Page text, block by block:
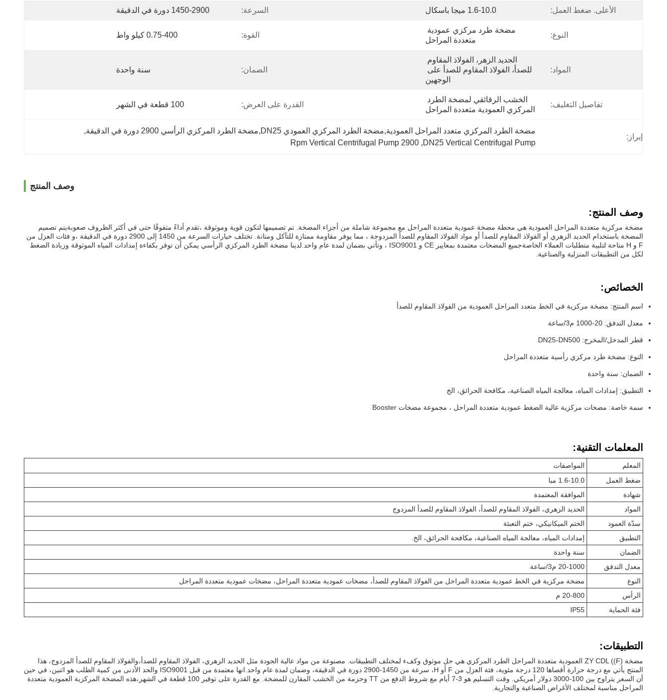
الأعلى. ضغط العمل: 1.6-10.0 ميجا باسكال السرعة: 1450-2900 دورة في الدقيقة
النوع:
متعددة المراحل
القوة: 0.75-400 كيلو واط
المواد:
الوجهين
الضمان: سنة واحدة
تفاصيل التغليف:
المركزي العمودية متعددة المراحل
القدرة على العرض: 100 قطعة في الشهر
إبراز:
مضخة الطرد المركزي متعدد المراحل العمودية,مضخة الطرد المركزي العمودي DN25,مضخة الطرد المركزي الرأسي 2900 دورة في الدقيقة
,
DN25 Vertical Centrifugal Pump
,
2900 Rpm Vertical Centrifugal Pump
وصف المنتج
وصف المنتج:
مضخة مركزية متعددة المراحل العمودية هي محطة مضخة عمودية متعددة المراحل مع مجموعة شاملة من أجزاء المضخة. تم تصميمها لتكون قوية وموثوقة ،تقدم أداءً متفوقًا حتى في أكثر الظروف صعوبةيتم تصميم
المضخة باستخدام الحديد الزهري أو الفولاذ المقاوم للصدأ أو مواد الفولاذ المقاوم للصدأ المزدوجة ، مما يوفر مقاومة ممتازة للتآكل ومتانة. تختلف خيارات السرعة من 1450 إلى 2900 دورة في الدقيقة ،و فئات العزل من
F و H متاحة لتلبية متطلبات العملاء الخاصةجميع المضخات معتمدة بمعايير CE و ISO9001 ، وتأتي بضمان لمدة عام واحد.لدينا مضخة الطرد المركزي الرأسي يمكن أن توفر بكفاءة إمدادات المياه الموثوقة وزيادة الضغط
لكل من التطبيقات المنزلية والصناعية.
الخصائص:
اسم المنتج: مضخة مركزية في الخط متعدد المراحل العمودية من الفولاذ المقاوم للصدأ
معدل التدفق: 20-1000 م3/ساعة
قطر المدخل/المخرج: DN25-DN500
النوع: مضخة طرد مركزي رأسية متعددة المراحل
الضمان: سنة واحدة
التطبيق: إمدادات المياه، معالجة المياه الصناعية، مكافحة الحرائق، الخ
سمة خاصة: مضخات مركزية عالية الضغط عمودية متعددة المراحل ، مجموعة مضخات Booster
المعلمات التقنية:
المعلم
المواصفات
ضغط العمل
1.6-10.0 مبا
شهادة
الموافقة المعتمدة
المواد
الحديد الزهري، الفولاذ المقاوم للصدأ، الفولاذ المقاوم للصدأ المزدوج
سدّة العمود
الختم الميكانيكي، ختم التعبئة
التطبيق
إمدادات المياه، معالجة المياه الصناعية، مكافحة الحرائق، الخ.
الضمان
سنة واحدة
معدل التدفق
20-1000 م3/ساعة
النوع
مضخة مركزية في الخط عمودية متعددة المراحل من الفولاذ المقاوم للصدأ، مضخات عمودية متعددة المراحل، مضخات عمودية متعددة المراحل
الرأس
20-800 م
فئة الحماية
IP55
التطبيقات:
مضخة ZY CDL ((F) العمودية متعددة المراحل الطرد المركزي هي حل موثوق وكفء لمختلف التطبيقات. مصنوعة من مواد عالية الجودة مثل الحديد الزهري، الفولاذ المقاوم للصدأ،والفولاذ المقاوم للصدأ المزدوج، هذا
المنتج يأتي مع درجة حرارة أقصاها 120 درجة مئوية، فئة العزل من F أو H، سرعة من 1450-2900 دورة في الدقيقة، وضمان لمدة عام واحد.انها معتمدة من قبل ISO9001 والحد الأدنى من كمية الطلب هو اثنين، في حين
أن السعر يتراوح بين 100-3000 دولار أمريكي. وقت التسليم هو 3-7 أيام مع شروط الدفع من TT وحزمة من الخشب المقارن للمضخة. مع القدرة على توفير 100 قطعة في الشهر،هذه المضخة المركزية العمودية متعددة
المراحل مناسبة لمختلف الأغراض الصناعية والتجارية.